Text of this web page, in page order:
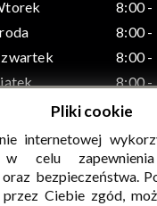
8:00 -
8:00 -
8:00 -
8:00 -
zastrzeżone, Gminny
Sadownem
Pliki cookie
internetowej
celu
bezpieczeństwa.
Ciebie zgód,